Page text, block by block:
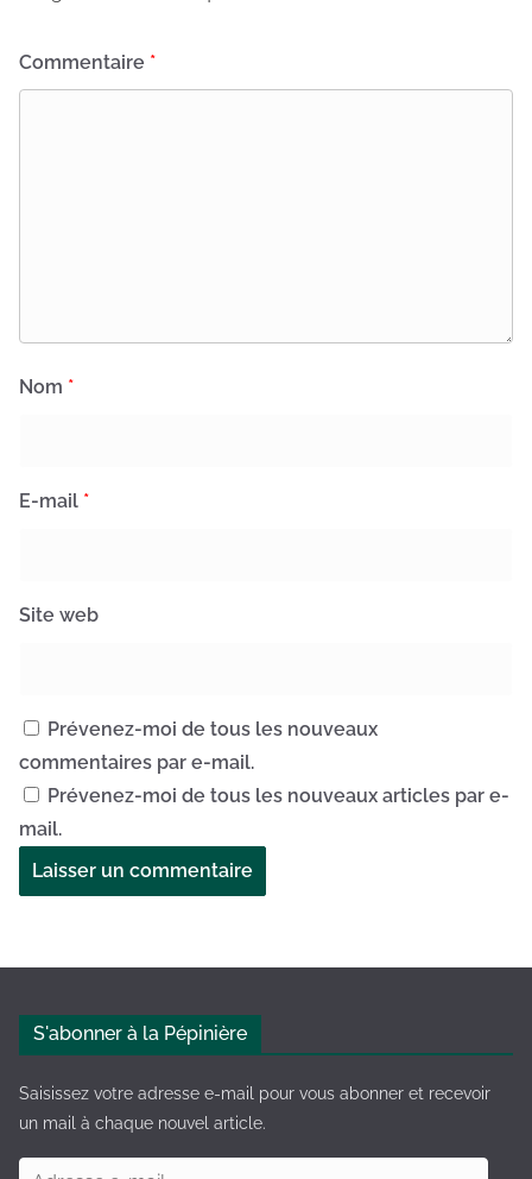
Commentaire *
Nom *
E-mail *
Site web
Prévenez-moi de tous les nouveaux
commentaires par e-mail.
Prévenez-moi de tous les nouveaux articles par e-
mail.
e
S'abonner à la Pépinière
Saisissez votre adresse e-mail pour vous abonner et recevoir
un mail à chaque nouvel article.